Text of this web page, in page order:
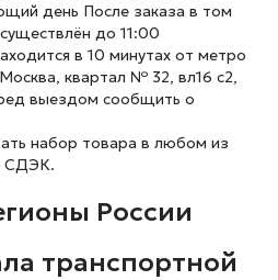
день После заказа в том
до 11:00
в 10 минутах от метро
квартал № 32, вл16 с2,
выездом сообщить о
набор товара в любом из
СДЭК.
России
транспортной